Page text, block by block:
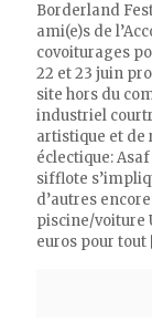
Borderland
ami(e)s de
covoiturages
22 et 23 juin
site hors du
industriel
artistique et
éclectique:
sifflote
d’autres
piscine/voiture
euros pour tout